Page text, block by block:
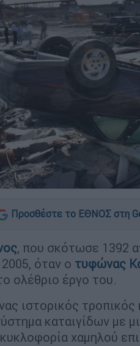
Προσθέστε το ΕΘΝΟΣ στη
, που σκότωσε 1392
όταν ο τυφώνας
ολέθριο έργο του.
ιστορικός
καταιγίδων με
χαμηλού